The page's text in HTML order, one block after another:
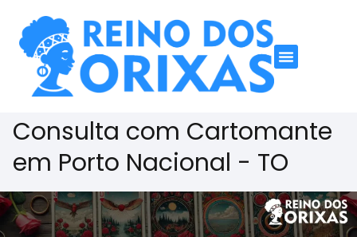
Consulta com Cartomante
em Porto Nacional - TO